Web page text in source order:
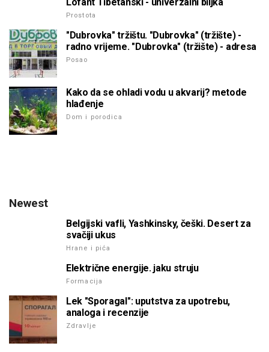
Prostota
"Dubrovka" tržištu. "Dubrovka" (tržište) -
radno vrijeme. "Dubrovka" (tržište) - adresa
Posao
Kako da se ohladi vodu u akvarij? metode
hlađenje
Dom i porodica
Newest
Belgijski vafli, Yashkinsky, češki. Desert za
svačiji ukus
Hrane i pića
Električne energije. jaku struju
Formacija
Lek "Sporagal": uputstva za upotrebu,
analoga i recenzije
Zdravlje